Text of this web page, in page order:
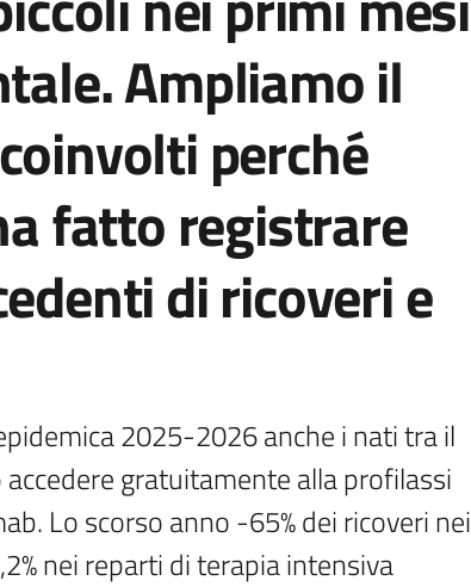
Ampliamo il
perché
fatto registrare
di ricoveri e
2025-2026 anche i nati tra il
gratuitamente alla profilassi
Lo scorso anno -65% dei ricoveri nei
nei reparti di terapia intensiva